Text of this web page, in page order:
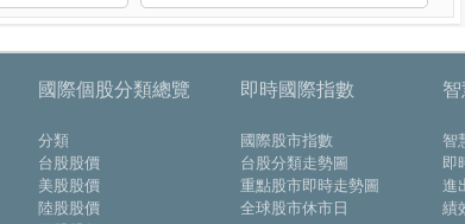
國際個股分類總覽
分類
台股股價
美股股價
陸股股價
即時國際指數
國際股市指數
台股分類走勢圖
重點股市即時走勢圖
全球股市休市日
智
即
進
績